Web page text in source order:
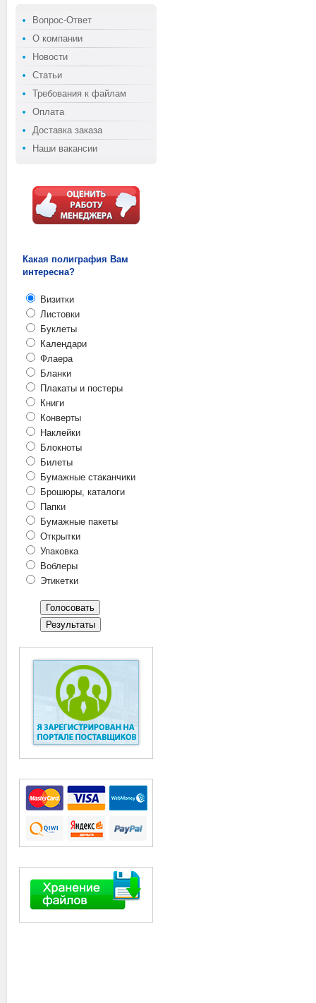
Вопрос-Ответ
О компании
Новости
Статьи
Требования к файлам
Оплата
Доставка заказа
Наши вакансии
Какая полиграфия Вам
интересна?
Визитки
Листовки
Буклеты
Календари
Флаера
Бланки
Плакаты и постеры
Книги
Конверты
Наклейки
Блокноты
Билеты
Бумажные стаканчики
Брошюры, каталоги
Папки
Бумажные пакеты
Открытки
Упаковка
Воблеры
Этикетки